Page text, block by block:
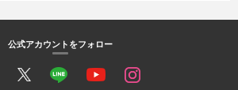
公式アカウントをフォロー